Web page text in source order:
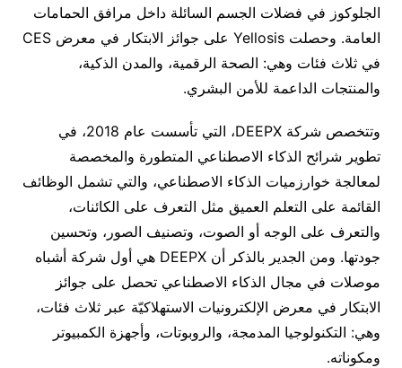
الجلوكوز في فضلات الجسم السائلة داخل مرافق الحمامات
العامة. وحصلت Yellosis على جوائز الابتكار في معرض CES
في ثلاث فئات وهي: الصحة الرقمية، والمدن الذكية،
والمنتجات الداعمة للأمن البشري.
وتتخصص شركة DEEPX، التي تأسست عام 2018، في
تطوير شرائح الذكاء الاصطناعي المتطورة والمخصصة
لمعالجة خوارزميات الذكاء الاصطناعي، والتي تشمل الوظائف
القائمة على التعلم العميق مثل التعرف على الكائنات،
والتعرف على الوجه أو الصوت، وتصنيف الصور، وتحسين
جودتها. ومن الجدير بالذكر أن DEEPX هي أول شركة أشباه
موصلات في مجال الذكاء الاصطناعي تحصل على جوائز
الابتكار في معرض الإلكترونيات الاستهلاكيّة عبر ثلاث فئات،
وهي: التكنولوجيا المدمجة، والروبوتات، وأجهزة الكمبيوتر
ومكوناته.